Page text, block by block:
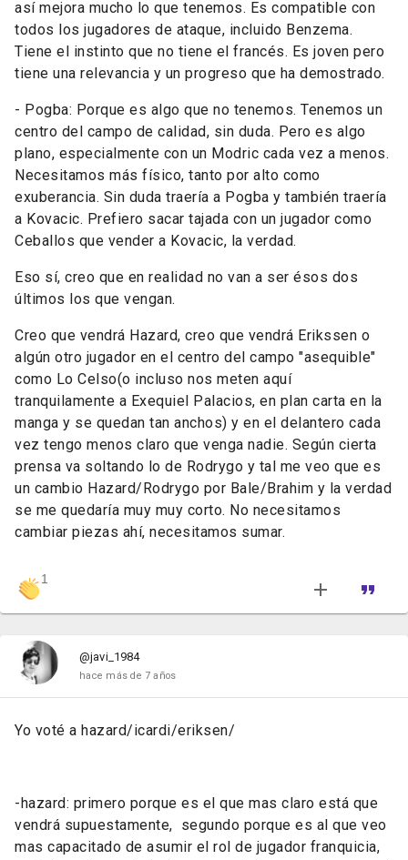
así mejora mucho lo que tenemos. Es compatible con
todos los jugadores de ataque, incluido Benzema.
Tiene el instinto que no tiene el francés. Es joven pero
tiene una relevancia y un progreso que ha demostrado.
- Pogba: Porque es algo que no tenemos. Tenemos un
centro del campo de calidad, sin duda. Pero es algo
plano, especialmente con un Modric cada vez a menos.
Necesitamos más físico, tanto por alto como
exuberancia. Sin duda traería a Pogba y también traería
a Kovacic. Prefiero sacar tajada con un jugador como
Ceballos que vender a Kovacic, la verdad.
Eso sí, creo que en realidad no van a ser ésos dos
últimos los que vengan.
Creo que vendrá Hazard, creo que vendrá Erikssen o
algún otro jugador en el centro del campo "asequible"
como Lo Celso(o incluso nos meten aquí
tranquilamente a Exequiel Palacios, en plan carta en la
manga y se quedan tan anchos) y en el delantero cada
vez tengo menos claro que venga nadie. Según cierta
prensa va soltando lo de Rodrygo y tal me veo que es
un cambio Hazard/Rodrygo por Bale/Brahim y la verdad
se me quedaría muy muy corto. No necesitamos
cambiar piezas ahí, necesitamos sumar.
1
@javi_1984
hace más de 7 años
Yo voté a hazard/icardi/eriksen/
-hazard: primero porque es el que mas claro está que
vendrá supuestamente, segundo porque es al que veo
mas capacitado de asumir el rol de jugador franquicia,